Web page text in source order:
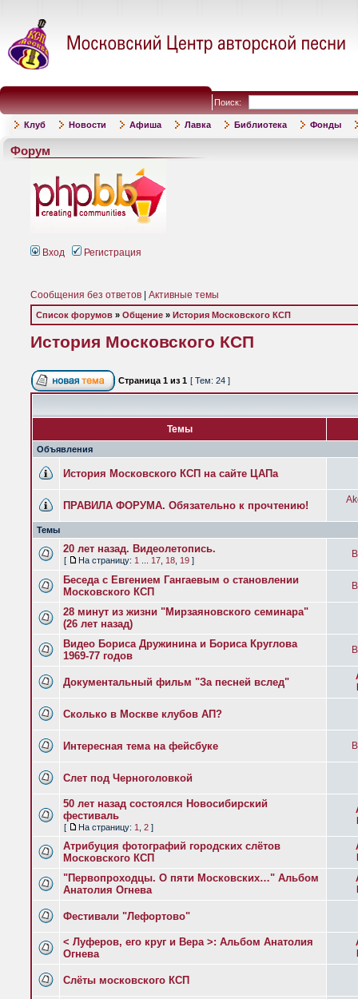
Поиск:
Клуб Новости Афиша Лавка Библиотека Фонды
Форум
Вход Регистрация
Сообщения без ответов Активные темы
Список форумов » Общение » История Московского КСП
История Московского КСП
Страница 1 из 1 [ Тем: 24 ]
Темы
Объявления
История Московского КСП на сайте ЦАПа
ПРАВИЛА ФОРУМА. Обязательно к прочтению!
Темы
20 лет назад. Видеолетопись.
[ На страницу: 1 17 18 19 ]
Беседа с Евгением Гангаевым о становлении
Московского КСП
28 минут из жизни "Мирзаяновского семинара"
(26 лет назад)
Видео Бориса Дружинина и Бориса Круглова
1969-77 годов
Документальный фильм "За песней вслед"
Сколько в Москве клубов АП?
Интересная тема на фейсбуке
Слет под Черноголовкой
50 лет назад состоялся Новосибирский
фестиваль
[ На страницу: 1 2 ]
Атрибуция фотографий городских слётов
Московского КСП
"Первопроходцы. О пяти Московских…" Альбом
Анатолия Огнева
Фестивали "Лефортово"
< Луферов, его круг и Вера >: Альбом Анатолия
Огнева
Слёты московского КСП